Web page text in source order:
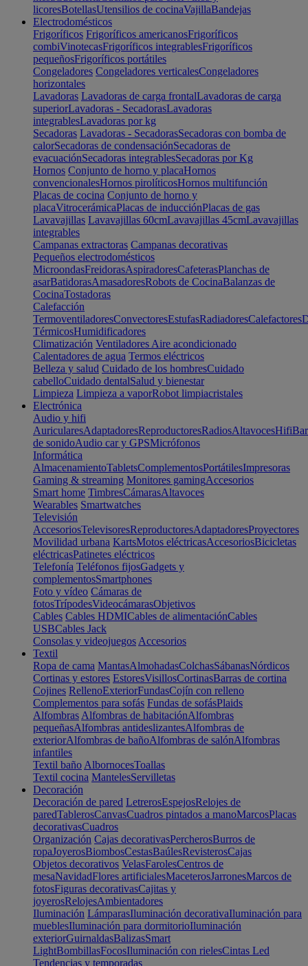
licoresBotellasUtensilios de cocinaVajillaBandejas
Electrodomésticos
Frigoríficos Frigoríficos americanosFrigoríficos
combiVinotecasFrigoríficos integrablesFrigoríficos
pequeñosFrigoríficos portátiles
Congeladores Congeladores verticalesCongeladores
horizontales
Lavadoras Lavadoras de carga frontalLavadoras de carga
superiorLavadoras - SecadorasLavadoras
integrablesLavadoras por kg
Secadoras Lavadoras - SecadorasSecadoras con bomba de
calorSecadoras de condensaciónSecadoras de
evacuaciónSecadoras integrablesSecadoras por Kg
Hornos Conjunto de horno y placaHornos
convencionalesHornos pirolíticosHornos multifunción
Placas de cocina Conjunto de horno y
placaVitrocerámicaPlacas de inducciónPlacas de gas
Lavavajillas Lavavajillas 60cmLavavajillas 45cmLavavajillas
integrables
Campanas extractoras Campanas decorativas
Pequeños electrodomésticos
MicroondasFreidorasAspiradoresCafeterasPlanchas de
asarBatidorasAmasadoresRobots de CocinaBalanzas de
CocinaTostadoras
Calefacción
TermoventiladoresConvectoresEstufasRadiadoresCalefactores
TérmicosHumidificadores
Climatización Ventiladores Aire acondicionado
Calentadores de agua Termos eléctricos
Belleza y salud Cuidado de los hombresCuidado
cabelloCuidado dentalSalud y bienestar
Limpieza Limpieza a vaporRobot limpiacristales
Electrónica
Audio y hifi
AuricularesAdaptadoresReproductoresRadiosAltavocesHifi
de sonidoAudio car y GPSMicrófonos
Informática
AlmacenamientoTabletsComplementosPortátilesImpresoras
Gaming & streaming Monitores gamingAccesorios
Smart home TimbresCámarasAltavoces
Wearables Smartwatches
Televisión
AccesoriosTelevisoresReproductoresAdaptadoresProyectores
Movilidad urbana KartsMotos eléctricasAccesoriosBicicletas
eléctricasPatinetes eléctricos
Telefonía Teléfonos fijosGadgets y
complementosSmartphones
Foto y vídeo Cámaras de
fotosTrípodesVideocámarasObjetivos
Cables Cables HDMICables de alimentaciónCables
USBCables Jack
Consolas y videojuegos Accesorios
Textil
Ropa de cama MantasAlmohadasColchasSábanasNórdicos
Cortinas y estores EstoresVisillosCortinasBarras de cortina
Cojines RellenoExteriorFundasCojín con relleno
Complementos para sofás Fundas de sofásPlaids
Alfombras Alfombras de habitaciónAlfombras
pequeñasAlfombras antideslizantesAlfombras de
exteriorAlfombras de bañoAlfombras de salónAlfombras
infantiles
Textil baño AlbornocesToallas
Textil cocina MantelesServilletas
Decoración
Decoración de pared LetrerosEspejosRelojes de
paredTablerosCanvasCuadros pintados a manoMarcosPlacas
decorativasCuadros
Organización Cajas decorativasPercherosBurros de
ropaJoyerosBiombosCestasBaúlesRevisterosCajas
Objetos decorativos VelasFarolesCentros de
mesaNavidadFlores artificialesMaceterosJarronesMarcos de
fotosFiguras decorativasCajitas y
joyerosRelojesAmbientadores
Iluminación LámparasIluminación decorativaIluminación para
mueblesIluminación para dormitorioIluminación
exteriorGuirnaldasBalizasSmart
LightBombillasFocosIluminación con rielesCintas Led
Tendencias y temporadas